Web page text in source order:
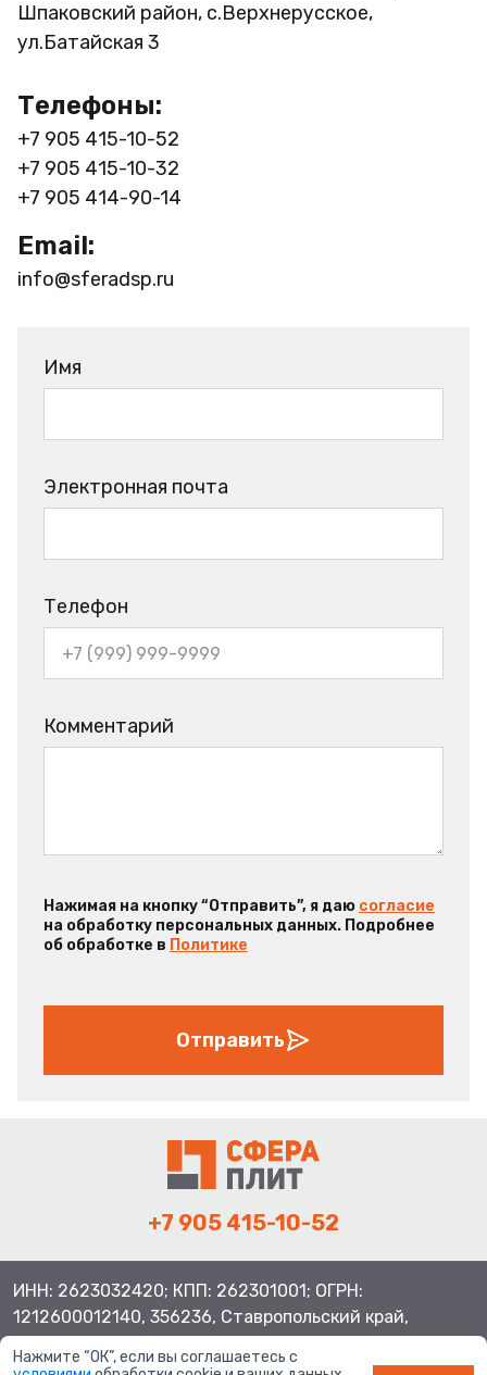
Шпаковский район, с.Верхнерусское,
ул.Батайская 3
Телефоны:
+7 905 415-10-52
+7 905 415-10-32
+7 905 414-90-14
Email:
info@sferadsp.ru
Имя
Электронная почта
Телефон
Комментарий
Нажимая на кнопку “Отправить”, я даю согласие
на обработку персональных данных. Подробнее
об обработке в Политике
Отправить
+7 905 415-10-52
ИНН: 2623032420; КПП: 262301001; ОГРН:
1212600012140, 356236, Ставропольский край,
Шпаковский район, с.Верхнерусское, ул.Батайская 3
Нажмите “ОК”, если вы соглашаетесь с